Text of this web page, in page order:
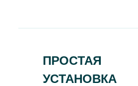
ПРОСТАЯ
УСТАНОВКА